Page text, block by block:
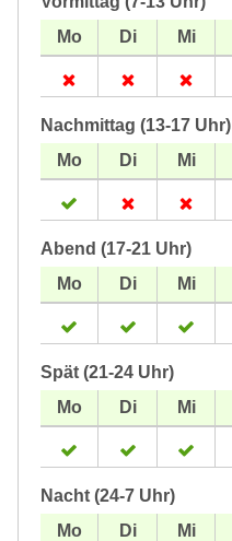
Nachmittag (13-17 Uhr)
Abend (17-21 Uhr)
Spät (21-24 Uhr)
Nacht (24-7 Uhr)